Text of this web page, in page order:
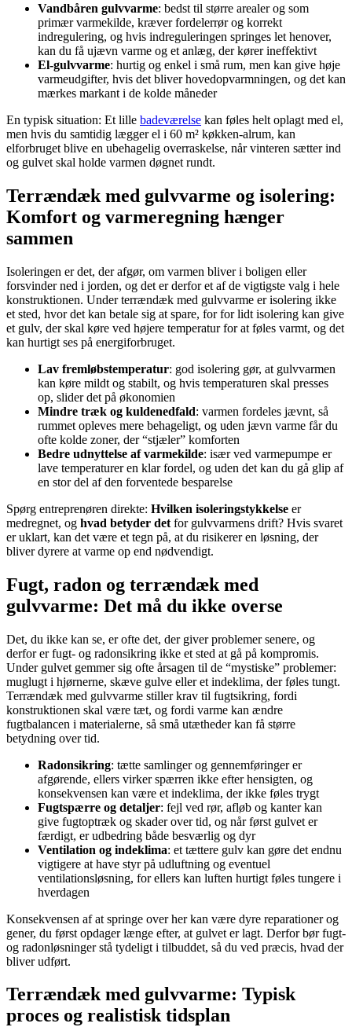
Vandbåren gulvvarme: bedst til større arealer og som
primær varmekilde, kræver fordelerrør og korrekt
indregulering, og hvis indreguleringen springes let henover,
kan du få ujævn varme og et anlæg, der kører ineffektivt
El-gulvvarme: hurtig og enkel i små rum, men kan give høje
varmeudgifter, hvis det bliver hovedopvarmningen, og det kan
mærkes markant i de kolde måneder
En typisk situation: Et lille badeværelse kan føles helt oplagt med el,
men hvis du samtidig lægger el i 60 m² køkken-alrum, kan
elforbruget blive en ubehagelig overraskelse, når vinteren sætter ind
og gulvet skal holde varmen døgnet rundt.
Terrændæk med gulvvarme og isolering:
Komfort og varmeregning hænger
sammen
Isoleringen er det, der afgør, om varmen bliver i boligen eller
forsvinder ned i jorden, og det er derfor et af de vigtigste valg i hele
konstruktionen. Under terrændæk med gulvvarme er isolering ikke
et sted, hvor det kan betale sig at spare, for for lidt isolering kan give
et gulv, der skal køre ved højere temperatur for at føles varmt, og det
kan hurtigt ses på energiforbruget.
Lav fremløbstemperatur: god isolering gør, at gulvvarmen
kan køre mildt og stabilt, og hvis temperaturen skal presses
op, slider det på økonomien
Mindre træk og kuldenedfald: varmen fordeles jævnt, så
rummet opleves mere behageligt, og uden jævn varme får du
ofte kolde zoner, der “stjæler” komforten
Bedre udnyttelse af varmekilde: især ved varmepumpe er
lave temperaturer en klar fordel, og uden det kan du gå glip af
en stor del af den forventede besparelse
Spørg entreprenøren direkte: Hvilken isoleringstykkelse er
medregnet, og hvad betyder det for gulvvarmens drift? Hvis svaret
er uklart, kan det være et tegn på, at du risikerer en løsning, der
bliver dyrere at varme op end nødvendigt.
Fugt, radon og terrændæk med
gulvvarme: Det må du ikke overse
Det, du ikke kan se, er ofte det, der giver problemer senere, og
derfor er fugt- og radonsikring ikke et sted at gå på kompromis.
Under gulvet gemmer sig ofte årsagen til de “mystiske” problemer:
muglugt i hjørnerne, skæve gulve eller et indeklima, der føles tungt.
Terrændæk med gulvvarme stiller krav til fugtsikring, fordi
konstruktionen skal være tæt, og fordi varme kan ændre
fugtbalancen i materialerne, så små utætheder kan få større
betydning over tid.
Radonsikring: tætte samlinger og gennemføringer er
afgørende, ellers virker spærren ikke efter hensigten, og
konsekvensen kan være et indeklima, der ikke føles trygt
Fugtspærre og detaljer: fejl ved rør, afløb og kanter kan
give fugtoptræk og skader over tid, og når først gulvet er
færdigt, er udbedring både besværlig og dyr
Ventilation og indeklima: et tættere gulv kan gøre det endnu
vigtigere at have styr på udluftning og eventuel
ventilationsløsning, for ellers kan luften hurtigt føles tungere i
hverdagen
Konsekvensen af at springe over her kan være dyre reparationer og
gener, du først opdager længe efter, at gulvet er lagt. Derfor bør fugt-
og radonløsninger stå tydeligt i tilbuddet, så du ved præcis, hvad der
bliver udført.
Terrændæk med gulvvarme: Typisk
proces og realistisk tidsplan